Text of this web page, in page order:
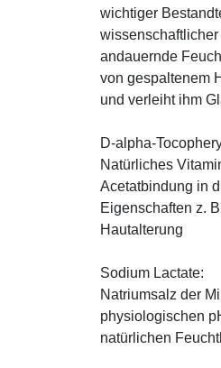
wichtiger
wissenschaftlicher
andauernde
von gespaltenem
und verleiht ihm
D-alpha-
Natürliches
Acetatbindung in
Eigenschaften z.
Hautalterung
Sodium Lactate:
Natriumsalz der
physiologischen
natürlichen